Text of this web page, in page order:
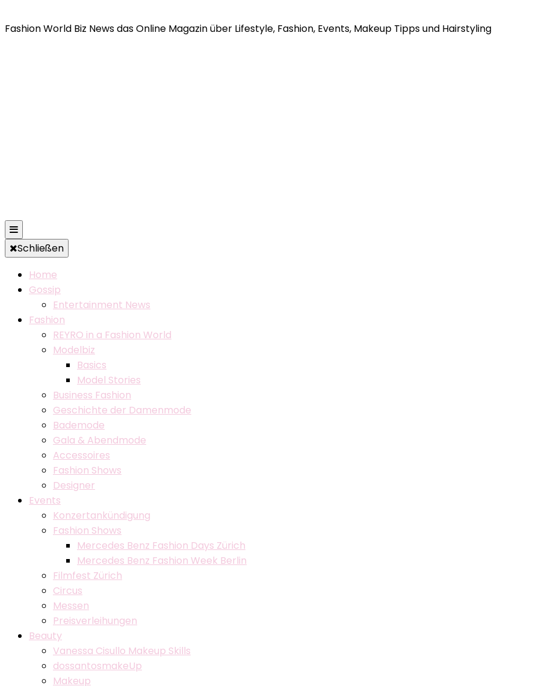
Fashion World Biz News das Online Magazin über Lifestyle, Fashion, Events, Makeup Tipps und Hairstyling
Schließen
Home
Gossip
Entertainment News
Fashion
REYRO in a Fashion World
Modelbiz
Basics
Model Stories
Business Fashion
Geschichte der Damenmode
Bademode
Gala & Abendmode
Accessoires
Fashion Shows
Designer
Events
Konzertankündigung
Fashion Shows
Mercedes Benz Fashion Days Zürich
Mercedes Benz Fashion Week Berlin
Filmfest Zürich
Circus
Messen
Preisverleihungen
Beauty
Vanessa Cisullo Makeup Skills
dossantosmakeUp
Makeup